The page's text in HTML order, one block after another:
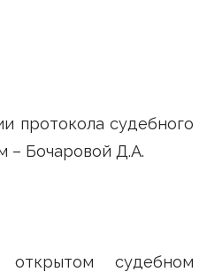
судебного
– Бочаровой Д.А.
судебном